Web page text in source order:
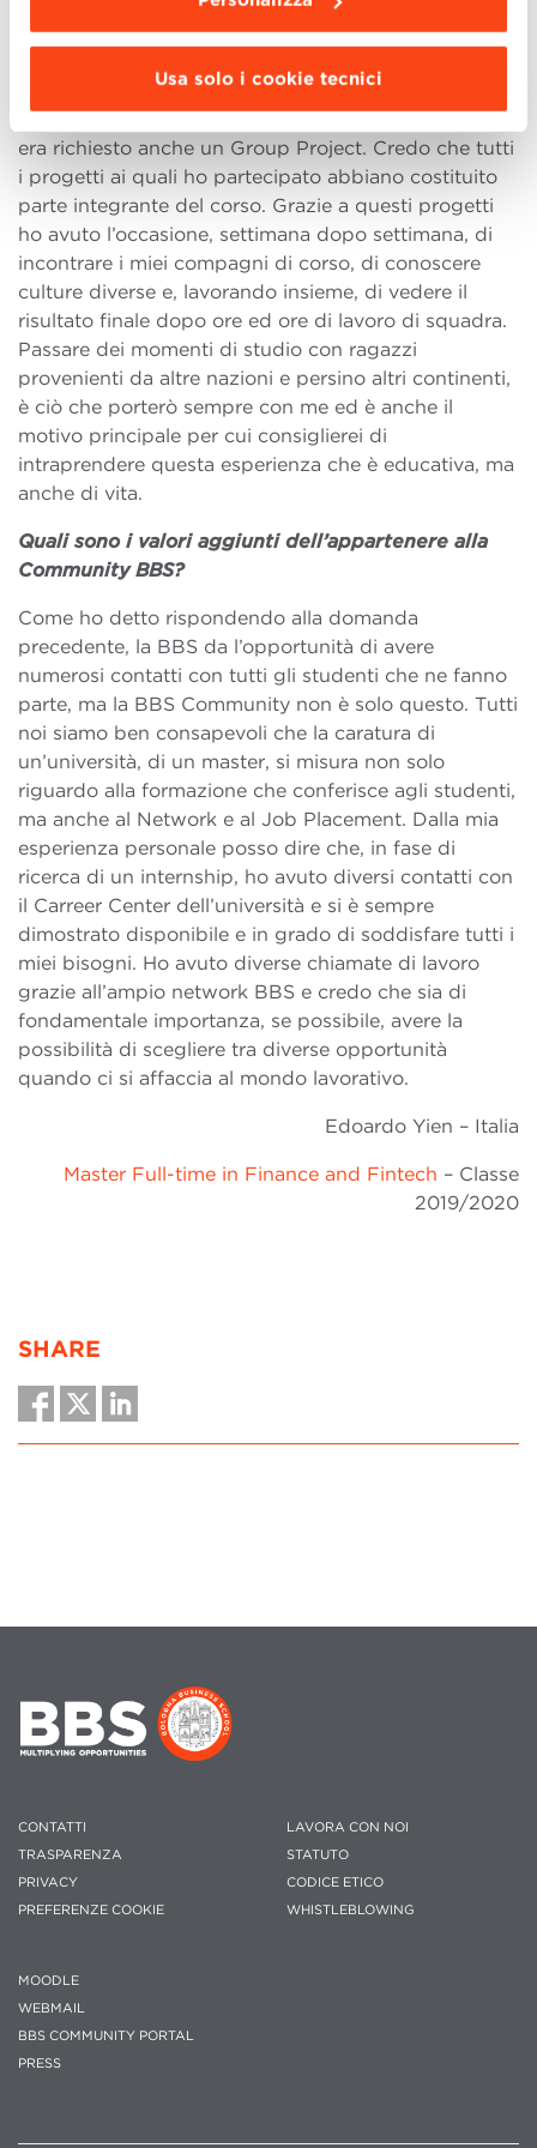
Usa solo i cookie tecnici
in grado di dare un’ottima conoscenza economico-
a riguardo. Durante l’anno, per la maggior parte
degli esami sostenuti, in aggiunta all’esame teorico,
era richiesto anche un Group Project. Credo che tutti
i progetti ai quali ho partecipato abbiano costituito
parte integrante del corso. Grazie a questi progetti
ho avuto l’occasione, settimana dopo settimana, di
incontrare i miei compagni di corso, di conoscere
culture diverse e, lavorando insieme, di vedere il
risultato finale dopo ore ed ore di lavoro di squadra.
Passare dei momenti di studio con ragazzi
provenienti da altre nazioni e persino altri continenti,
è ciò che porterò sempre con me ed è anche il
motivo principale per cui consiglierei di
intraprendere questa esperienza che è educativa, ma
anche di vita.
Quali sono i valori aggiunti dell’appartenere alla
Community BBS?
Come ho detto rispondendo alla domanda
precedente, la BBS da l’opportunità di avere
numerosi contatti con tutti gli studenti che ne fanno
parte, ma la BBS Community non è solo questo. Tutti
noi siamo ben consapevoli che la caratura di
un’università, di un master, si misura non solo
riguardo alla formazione che conferisce agli studenti,
ma anche al Network e al Job Placement. Dalla mia
esperienza personale posso dire che, in fase di
ricerca di un internship, ho avuto diversi contatti con
il Carreer Center dell’università e si è sempre
dimostrato disponibile e in grado di soddisfare tutti i
miei bisogni. Ho avuto diverse chiamate di lavoro
grazie all’ampio network BBS e credo che sia di
fondamentale importanza, se possibile, avere la
possibilità di scegliere tra diverse opportunità
quando ci si affaccia al mondo lavorativo.
Edoardo Yien – Italia
Master Full-time in Finance and Fintech – Classe
2019/2020
SHARE
CONTATTI
TRASPARENZA
PRIVACY
PREFERENZE COOKIE
LAVORA CON NOI
STATUTO
CODICE ETICO
WHISTLEBLOWING
MOODLE
WEBMAIL
BBS COMMUNITY PORTAL
PRESS